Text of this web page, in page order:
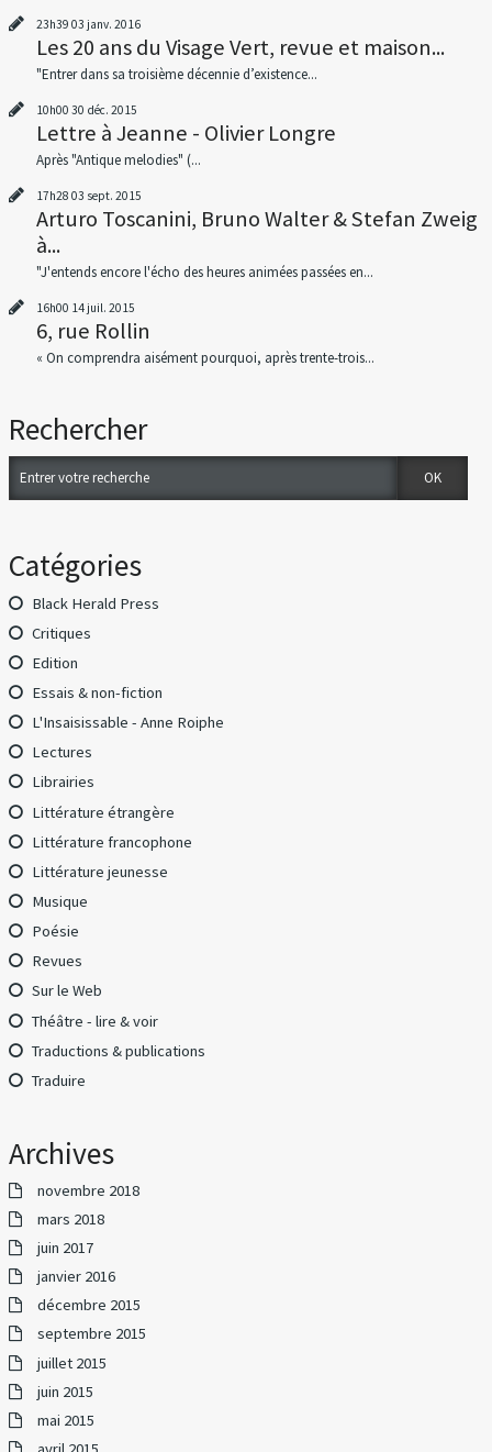
23h39 03 janv. 2016
Les 20 ans du Visage Vert, revue et maison...
"Entrer dans sa troisième décennie d’existence...
10h00 30 déc. 2015
Lettre à Jeanne - Olivier Longre
Après "Antique melodies" (...
17h28 03 sept. 2015
Arturo Toscanini, Bruno Walter & Stefan Zweig
à...
"J'entends encore l'écho des heures animées passées en...
16h00 14 juil. 2015
6, rue Rollin
« On comprendra aisément pourquoi, après trente-trois...
Rechercher
Catégories
Black Herald Press
Critiques
Edition
Essais & non-fiction
L'Insaisissable - Anne Roiphe
Lectures
Librairies
Littérature étrangère
Littérature francophone
Littérature jeunesse
Musique
Poésie
Revues
Sur le Web
Théâtre - lire & voir
Traductions & publications
Traduire
Archives
novembre 2018
mars 2018
juin 2017
janvier 2016
décembre 2015
septembre 2015
juillet 2015
juin 2015
mai 2015